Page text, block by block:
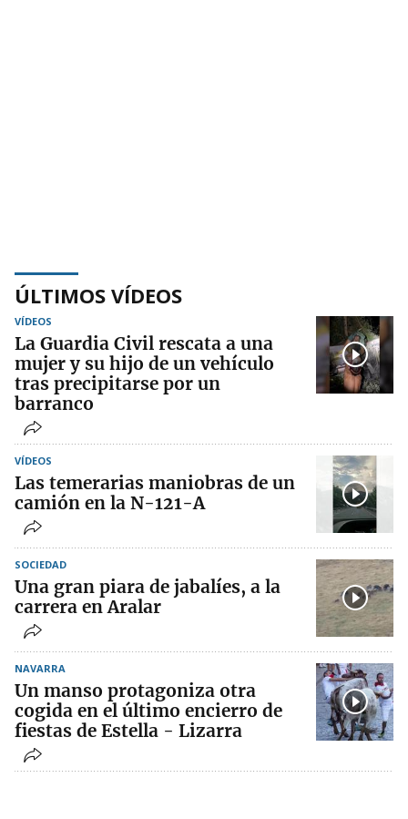
ÚLTIMOS VÍDEOS
VÍDEOS
La Guardia Civil rescata a una
mujer y su hijo de un vehículo
tras precipitarse por un
barranco
VÍDEOS
Las temerarias maniobras de un
camión en la N-121-A
SOCIEDAD
Una gran piara de jabalíes, a la
carrera en Aralar
NAVARRA
Un manso protagoniza otra
cogida en el último encierro de
fiestas de Estella - Lizarra